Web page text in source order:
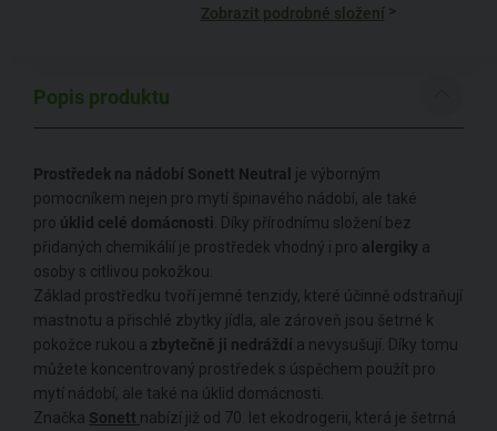
Zobrazit podrobné složení >
Popis produktu
Prostředek na nádobí Sonett Neutral
je výborným
pomocníkem nejen pro mytí špinavého nádobí, ale také
pro úklid celé domácnosti . Díky přírodnímu složení bez
přidaných chemikálií je prostředek vhodný i pro alergiky a
osoby s citlivou pokožkou.
Základ prostředku tvoří jemné tenzidy, které účinně odstraňují
mastnotu a přischlé zbytky jídla, ale zároveň jsou šetrné k
pokožce rukou a zbytečně ji nedráždí a nevysušují. Díky tomu
můžete koncentrovaný prostředek s úspěchem použít pro
mytí nádobí, ale také na úklid domácnosti.
Značka Sonett nabízí již od 70. let ekodrogerii, která je šetrná